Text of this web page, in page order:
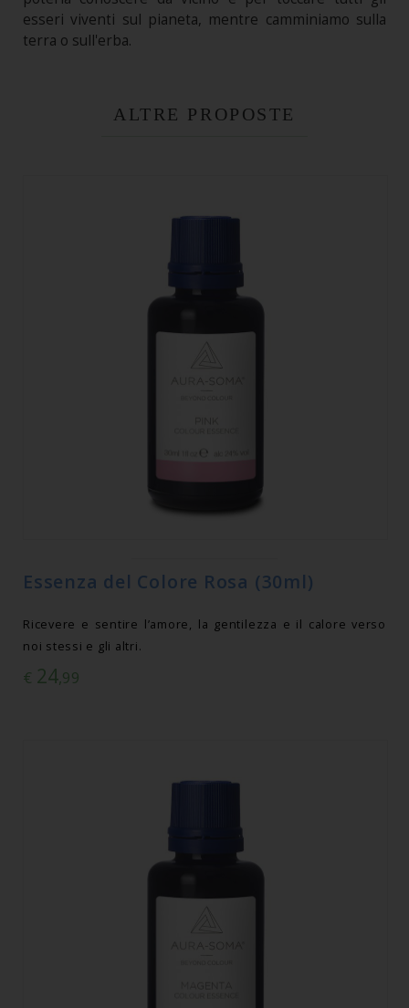
esseri viventi sul pianeta, mentre camminiamo sulla
terra o sull'erba.
ALTRE PROPOSTE
Essenza del Colore Rosa (30ml)
Ricevere e sentire l’amore, la gentilezza e il calore verso
noi stessi e gli altri.
€ 24,99